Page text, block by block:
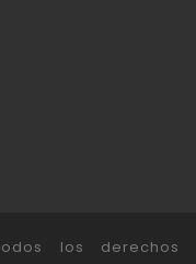
los derechos